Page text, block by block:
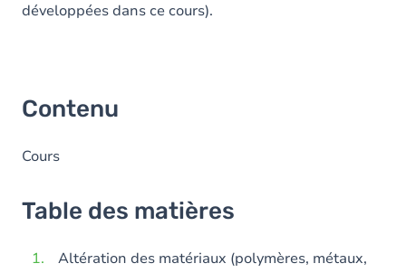
développées dans ce cours).
Contenu
Cours
Table des matières
Altération des matériaux (polymères, métaux,